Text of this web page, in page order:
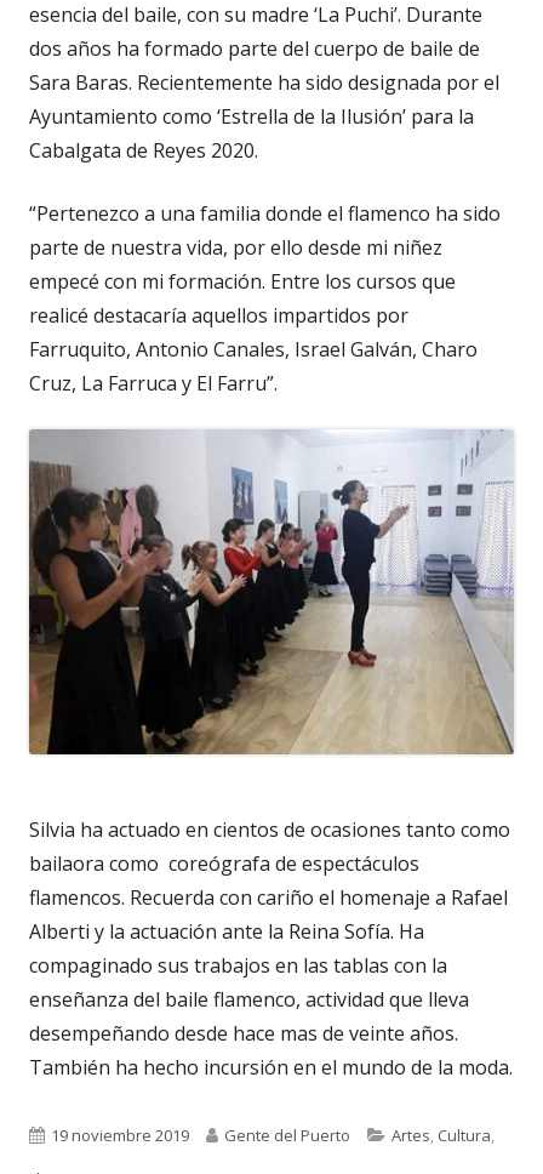
esencia del baile, con su madre ‘La Puchi’. Durante
dos años ha formado parte del cuerpo de baile de
Sara Baras. Recientemente ha sido designada por el
Ayuntamiento como ‘Estrella de la Ilusión’ para la
Cabalgata de Reyes 2020.
“Pertenezco a una familia donde el flamenco ha sido
parte de nuestra vida, por ello desde mi niñez
empecé con mi formación. Entre los cursos que
realicé destacaría aquellos impartidos por
Farruquito, Antonio Canales, Israel Galván, Charo
Cruz, La Farruca y El Farru”.
Silvia ha actuado en cientos de ocasiones tanto como
bailaora como coreógrafa de espectáculos
flamencos. Recuerda con cariño el homenaje a Rafael
Alberti y la actuación ante la Reina Sofía. Ha
compaginado sus trabajos en las tablas con la
enseñanza del baile flamenco, actividad que lleva
desempeñando desde hace mas de veinte años.
También ha hecho incursión en el mundo de la moda.
Publicado
19 noviembre 2019 Autor
Gente del Puerto Categorías
Artes, Cultura,